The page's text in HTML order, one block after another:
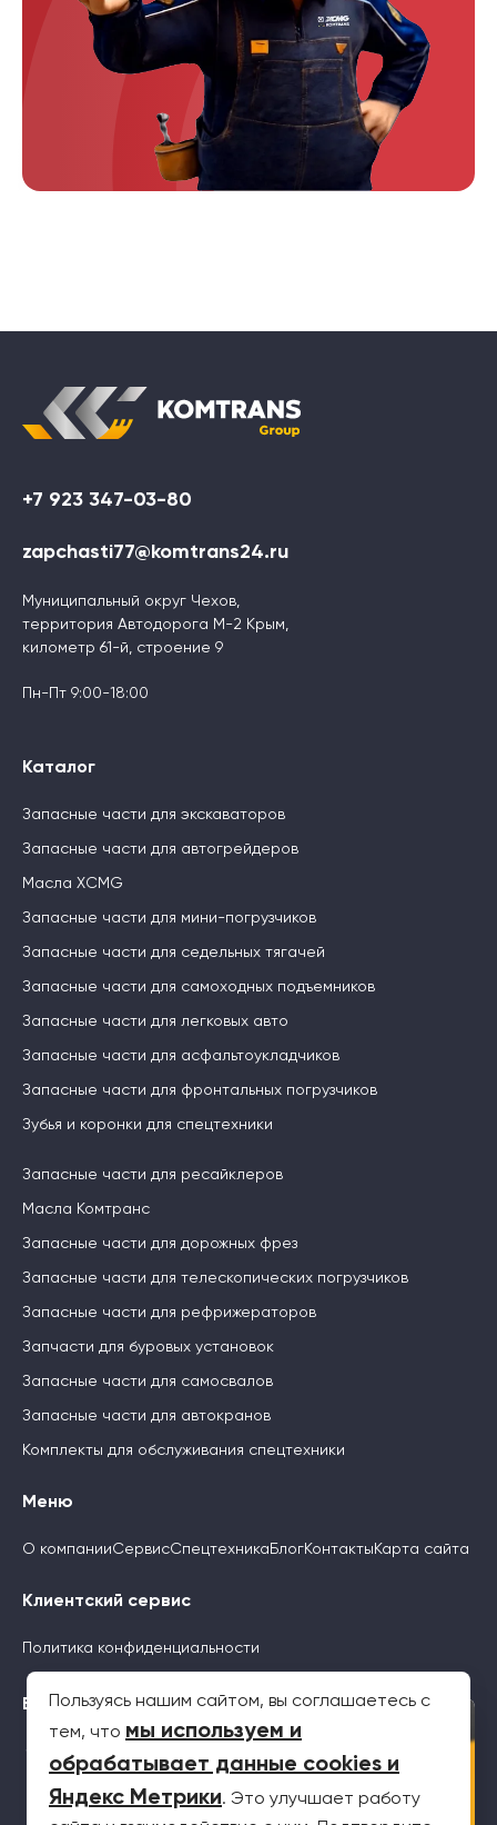
+7 923 347-03-80
zapchasti77@komtrans24.ru
Муниципальный округ Чехов,
территория Автодорога М-2 Крым,
километр 61-й, строение 9
Пн-Пт 9:00-18:00
Каталог
Запасные части для экскаваторов
Запасные части для автогрейдеров
Масла XCMG
Запасные части для мини-погрузчиков
Запасные части для седельных тягачей
Запасные части для самоходных подъемников
Запасные части для легковых авто
Запасные части для асфальтоукладчиков
Запасные части для фронтальных погрузчиков
Зубья и коронки для спецтехники
Запасные части для ресайклеров
Масла Комтранс
Запасные части для дорожных фрез
Запасные части для телескопических погрузчиков
Запасные части для рефрижераторов
Запчасти для буровых установок
Запасные части для самосвалов
Запасные части для автокранов
Комплекты для обслуживания спецтехники
Меню
О компанииСервисСпецтехника БлогКонтакты Карта сайта
Клиентский сервис
Политика конфиденциальности
Будьте с нами
Пользуясь нашим сайтом, вы соглашаетесь с
тем, что мы используем и
обрабатывает данные cookies и
Яндекс Метрики. Это улучшает работу